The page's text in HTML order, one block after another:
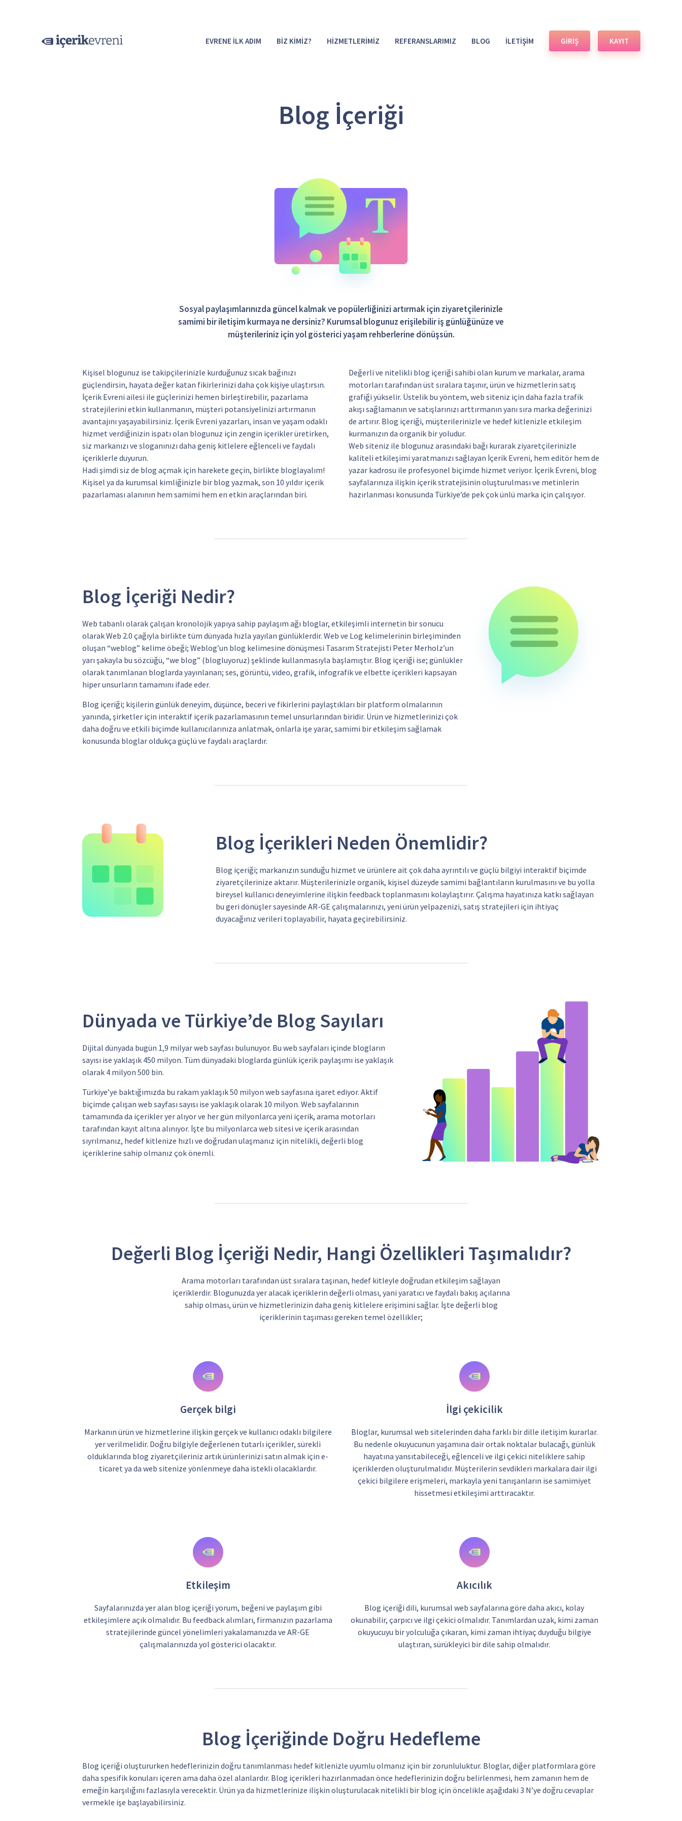
EVRENE İLK ADIM BİZ KİMİZ? HİZMETLERİMİZ REFERANSLARIMIZ BLOG İLETİŞİM GİRİŞ KAYIT
Blog İçeriği
Sosyal paylaşımlarınızda güncel kalmak ve popülerliğinizi artırmak için ziyaretçilerinizle
samimi bir iletişim kurmaya ne dersiniz? Kurumsal blogunuz erişilebilir iş günlüğünüze ve
müşterileriniz için yol gösterici yaşam rehberlerine dönüşsün.
Kişisel blogunuz ise takipçilerinizle kurduğunuz sıcak bağınızı
güçlendirsin, hayata değer katan fikirlerinizi daha çok kişiye ulaştırsın.
İçerik Evreni ailesi ile güçlerinizi hemen birleştirebilir, pazarlama
stratejilerini etkin kullanmanın, müşteri potansiyelinizi artırmanın
avantajını yaşayabilirsiniz. İçerik Evreni yazarları, insan ve yaşam odaklı
hizmet verdiğinizin ispatı olan blogunuz için zengin içerikler üretirken,
siz markanızı ve sloganınızı daha geniş kitlelere eğlenceli ve faydalı
içeriklerle duyurun.
Hadi şimdi siz de blog açmak için harekete geçin, birlikte bloglayalım!
Kişisel ya da kurumsal kimliğinizle bir blog yazmak, son 10 yıldır içerik
pazarlaması alanının hem samimi hem en etkin araçlarından biri.
Değerli ve nitelikli blog içeriği sahibi olan kurum ve markalar, arama
motorları tarafından üst sıralara taşınır, ürün ve hizmetlerin satış
grafiği yükselir. Üstelik bu yöntem, web siteniz için daha fazla trafik
akışı sağlamanın ve satışlarınızı arttırmanın yanı sıra marka değerinizi
de artırır. Blog içeriği, müşterilerinizle ve hedef kitlenizle etkileşim
kurmanızın da organik bir yoludur.
Web siteniz ile blogunuz arasındaki bağı kurarak ziyaretçilerinizle
kaliteli etkileşimi yaratmanızı sağlayan İçerik Evreni, hem editör hem de
yazar kadrosu ile profesyonel biçimde hizmet veriyor. İçerik Evreni, blog
sayfalarınıza ilişkin içerik stratejisinin oluşturulması ve metinlerin
hazırlanması konusunda Türkiye’de pek çok ünlü marka için çalışıyor.
Blog İçeriği Nedir?
Web tabanlı olarak çalışan kronolojik yapıya sahip paylaşım ağı bloglar, etkileşimli internetin bir sonucu
olarak Web 2.0 çağıyla birlikte tüm dünyada hızla yayılan günlüklerdir. Web ve Log kelimelerinin birleşiminden
oluşan “weblog” kelime öbeği; Weblog’un blog kelimesine dönüşmesi Tasarım Stratejisti Peter Merholz’un
yarı şakayla bu sözcüğü, “we blog” (blogluyoruz) şeklinde kullanmasıyla başlamıştır. Blog içeriği ise; günlükler
olarak tanımlanan bloglarda yayınlanan; ses, görüntü, video, grafik, infografik ve elbette içerikleri kapsayan
hiper unsurların tamamını ifade eder.
Blog içeriği; kişilerin günlük deneyim, düşünce, beceri ve fikirlerini paylaştıkları bir platform olmalarının
yanında, şirketler için interaktif içerik pazarlamasının temel unsurlarından biridir. Ürün ve hizmetlerinizi çok
daha doğru ve etkili biçimde kullanıcılarınıza anlatmak, onlarla işe yarar, samimi bir etkileşim sağlamak
konusunda bloglar oldukça güçlü ve faydalı araçlardır.
Blog İçerikleri Neden Önemlidir?
Blog içeriği; markanızın sunduğu hizmet ve ürünlere ait çok daha ayrıntılı ve güçlü bilgiyi interaktif biçimde
ziyaretçilerinize aktarır. Müşterilerinizle organik, kişisel düzeyde samimi bağlantıların kurulmasını ve bu yolla
bireysel kullanıcı deneyimlerine ilişkin feedback toplanmasını kolaylaştırır. Çalışma hayatınıza katkı sağlayan
bu geri dönüşler sayesinde AR-GE çalışmalarınızı, yeni ürün yelpazenizi, satış stratejileri için ihtiyaç
duyacağınız verileri toplayabilir, hayata geçirebilirsiniz.
Dünyada ve Türkiye’de Blog Sayıları
Dijital dünyada bugün 1,9 milyar web sayfası bulunuyor. Bu web sayfaları içinde blogların
sayısı ise yaklaşık 450 milyon. Tüm dünyadaki bloglarda günlük içerik paylaşımı ise yaklaşık
olarak 4 milyon 500 bin.
Türkiye’ye baktığımızda bu rakam yaklaşık 50 milyon web sayfasına işaret ediyor. Aktif
biçimde çalışan web sayfası sayısı ise yaklaşık olarak 10 milyon. Web sayfalarının
tamamında da içerikler yer alıyor ve her gün milyonlarca yeni içerik, arama motorları
tarafından kayıt altına alınıyor. İşte bu milyonlarca web sitesi ve içerik arasından
sıyrılmanız, hedef kitlenize hızlı ve doğrudan ulaşmanız için nitelikli, değerli blog
içeriklerine sahip olmanız çok önemli.
Değerli Blog İçeriği Nedir, Hangi Özellikleri Taşımalıdır?
Arama motorları tarafından üst sıralara taşınan, hedef kitleyle doğrudan etkileşim sağlayan
içeriklerdir. Blogunuzda yer alacak içeriklerin değerli olması, yani yaratıcı ve faydalı bakış açılarına
sahip olması, ürün ve hizmetlerinizin daha geniş kitlelere erişimini sağlar. İşte değerli blog
içeriklerinin taşıması gereken temel özellikler;
Gerçek bilgi
Markanın ürün ve hizmetlerine ilişkin gerçek ve kullanıcı odaklı bilgilere
yer verilmelidir. Doğru bilgiyle değerlenen tutarlı içerikler, sürekli
olduklarında blog ziyaretçileriniz artık ürünlerinizi satın almak için e-
ticaret ya da web sitenize yönlenmeye daha istekli olacaklardır.
İlgi çekicilik
Bloglar, kurumsal web sitelerinden daha farklı bir dille iletişim kurarlar.
Bu nedenle okuyucunun yaşamına dair ortak noktalar bulacağı, günlük
hayatına yansıtabileceği, eğlenceli ve ilgi çekici niteliklere sahip
içeriklerden oluşturulmalıdır. Müşterilerin sevdikleri markalara dair ilgi
çekici bilgilere erişmeleri, markayla yeni tanışanların ise samimiyet
hissetmesi etkileşimi arttıracaktır.
Etkileşim
Sayfalarınızda yer alan blog içeriği yorum, beğeni ve paylaşım gibi
etkileşimlere açık olmalıdır. Bu feedback alımları, firmanızın pazarlama
stratejilerinde güncel yönelimleri yakalamanızda ve AR-GE
çalışmalarınızda yol gösterici olacaktır.
Akıcılık
Blog içeriği dili, kurumsal web sayfalarına göre daha akıcı, kolay
okunabilir, çarpıcı ve ilgi çekici olmalıdır. Tanımlardan uzak, kimi zaman
okuyucuyu bir yolculuğa çıkaran, kimi zaman ihtiyaç duyduğu bilgiye
ulaştıran, sürükleyici bir dile sahip olmalıdır.
Blog İçeriğinde Doğru Hedefleme
Blog içeriği oluştururken hedeflerinizin doğru tanımlanması hedef kitlenizle uyumlu olmanız için bir zorunluluktur. Bloglar, diğer platformlara göre
daha spesifik konuları içeren ama daha özel alanlardır. Blog içerikleri hazırlanmadan önce hedeflerinizin doğru belirlenmesi, hem zamanın hem de
emeğin karşılığını fazlasıyla verecektir. Ürün ya da hizmetlerinize ilişkin oluşturulacak nitelikli bir blog için öncelikle aşağıdaki 3 N’ye doğru cevaplar
vermekle işe başlayabilirsiniz.